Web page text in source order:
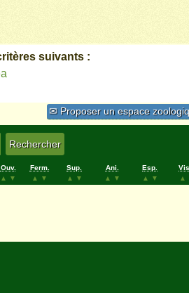
suivants :
✉ Proposer un espace
Ouv.
▲
▼
Ferm.
▲
▼
Sup.
▲
▼
Ani.
▲
▼
Esp.
▲
▼
▲